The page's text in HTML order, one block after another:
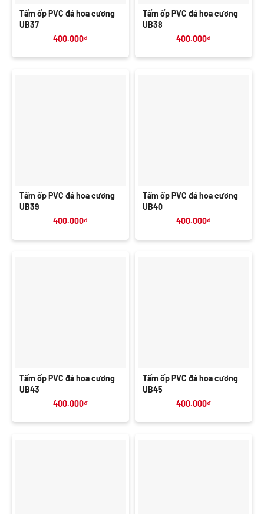
Tấm ốp PVC đá hoa cương
UB37
400.000₫
Tấm ốp PVC đá hoa cương
UB38
400.000₫
Tấm ốp PVC đá hoa cương
UB39
400.000₫
Tấm ốp PVC đá hoa cương
UB40
400.000₫
Tấm ốp PVC đá hoa cương
UB43
400.000₫
Tấm ốp PVC đá hoa cương
UB45
400.000₫